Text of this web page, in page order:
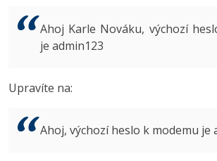
ASP.NET MVC
Best practices
MS-SQL
3D grafik
Copywriter
VB.NET
Algoritmy -41%
Copywriting
Inkscape
Ahoj Karle Nováku, výchozí
je admin123
Upravíte na:
Ahoj, výchozí heslo k modemu je